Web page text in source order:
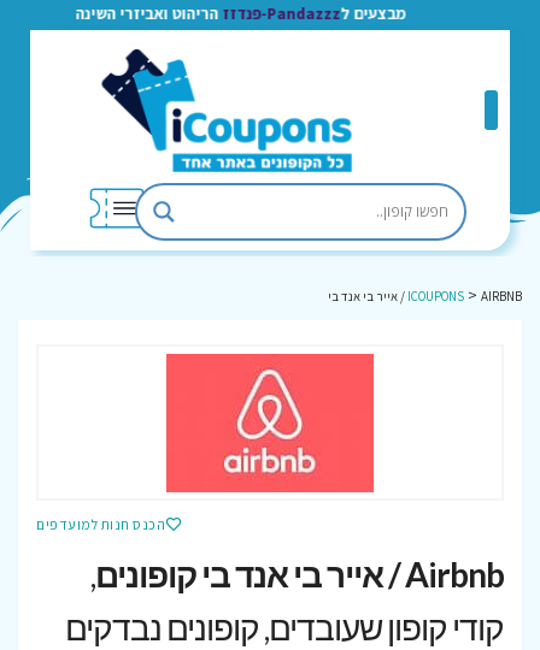
מבצעים לPandazzz-פנדזז הריהוט ואביזרי השינה
ICOUPONS > AIRBNB / אייר בי אנד בי
הכנס חנות למועדפים
Airbnb / אייר בי אנד בי קופונים
,
קודי קופון שעובדים, קופונים נבדקים